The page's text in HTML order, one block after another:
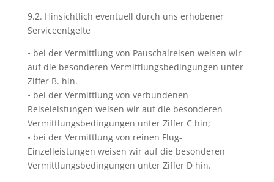
9.2. Hinsichtlich eventuell durch uns erhobener
Serviceentgelte
• bei der Vermittlung von Pauschalreisen weisen wir
auf die besonderen Vermittlungsbedingungen unter
Ziffer B. hin.
• bei der Vermittlung von verbundenen
Reiseleistungen weisen wir auf die besonderen
Vermittlungsbedingungen unter Ziffer C hin;
• bei der Vermittlung von reinen Flug-
Einzelleistungen weisen wir auf die besonderen
Vermittlungsbedingungen unter Ziffer D hin.